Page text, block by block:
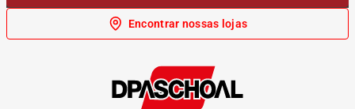
Encontrar nossas lojas